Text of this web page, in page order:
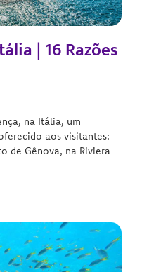
| 16 Razões
na Itália, um
aos visitantes:
de Gênova, na Riviera